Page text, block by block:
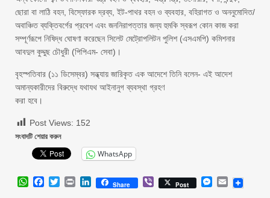
ছোরা বা লাঠি বহন, বিস্ফোরক দ্রব্য, ইট-পাথর বহন ও ব্যবহার, বহিরাগত ও অননুমোদিত/
অবাঞ্চিত ব্যক্তিবর্গের প্রবেশ এবং জননিরাপত্তার জন্য হুমকি স্বরূপ কোন কাজ করা
সম্পূর্ণরূপে নিষিদ্ধ ঘোষণা করেছেন সিলেট মেট্রোপলিটন পুলিশ (এসএমপি) কমিশনার
আবদুল কুদ্দুছ চৌধুরী (পিপিএম- সেবা)।
বৃহস্পতিবার (১১ ডিসেম্বর) সন্ধ্যায় জারিকৃত এক আদেশে তিনি বলেন- এই আদেশ
অমান্যকারীদের বিরুদ্ধে যথাযথ আইনানুগ ব্যবস্থা গ্রহণ
করা হবে।
Post Views: 152
সংবাদটি শেয়ার করুন
WhatsApp
WhatsApp
Facebook
Twitter
Print LinkedIn
Share ViberPost Messenger
Email